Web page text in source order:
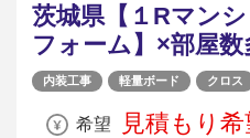
茨城県【１Rマン
フォーム】×部屋数
内装工事 軽量ボード クロス
希望 見積もり希